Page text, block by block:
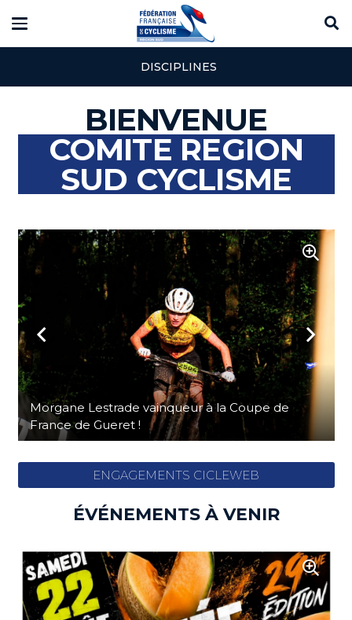
DISCIPLINES
BIENVENUE
COMITE REGION
SUD CYCLISME
Morgane Lestrade vainqueur à la Coupe de
France de Gueret !
ENGAGEMENTS CICLEWEB
ÉVÉNEMENTS À VENIR